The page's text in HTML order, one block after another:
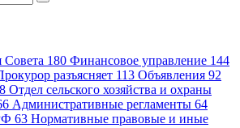
Совета 180 Финансовое управление 144
разъясняет 113 Объявления 92
Отдел сельского хозяйства и охраны
Административные регламенты 64
63 Нормативные правовые и иные